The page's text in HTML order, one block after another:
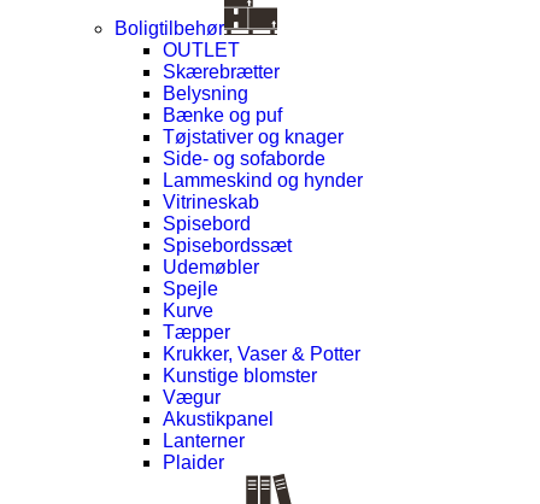
Boligtilbehør
OUTLET
Skærebrætter
Belysning
Bænke og puf
Tøjstativer og knager
Side- og sofaborde
Lammeskind og hynder
Vitrineskab
Spisebord
Spisebordssæt
Udemøbler
Spejle
Kurve
Tæpper
Krukker, Vaser & Potter
Kunstige blomster
Vægur
Akustikpanel
Lanterner
Plaider